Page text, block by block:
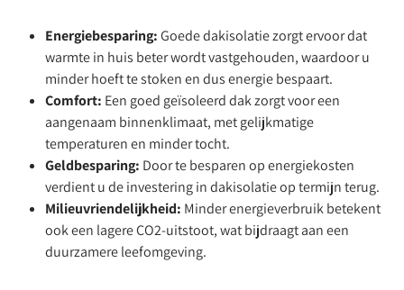
Energiebesparing:Goede dakisolatie zorgt ervoor dat
warmte in huis beter wordt vastgehouden, waardoor u
minder hoeft te stoken en dus energie bespaart.
Comfort: Een goed geïsoleerd dak zorgt voor een
aangenaam binnenklimaat, met gelijkmatige
temperaturen en minder tocht.
Geldbesparing: Door te besparen op energiekosten
verdient u de investering in dakisolatie op termijn terug.
Milieuvriendelijkheid: Minder energieverbruik betekent
ook een lagere CO2-uitstoot, wat bijdraagt aan een
duurzamere leefomgeving.